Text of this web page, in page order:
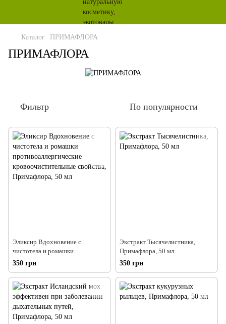
Каталог ПРИМАФЛОРА
ПРИМАФЛОРА
Фильтр По популярности
Эликсир Вдохновение с
чистотела и ромашки
противоаллергические
кровоочистительные свойства,
Примафлора, 50 мл
350 грн
Экстракт Тысячелистника,
Примафлора, 50 мл
350 грн